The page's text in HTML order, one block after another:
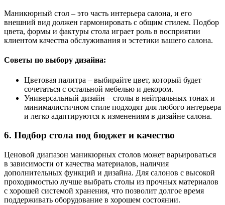
Маникюрный стол – это часть интерьера салона, и его
внешний вид должен гармонировать с общим стилем. Подбор
цвета, формы и фактуры стола играет роль в восприятии
клиентом качества обслуживания и эстетики вашего салона.
Советы по выбору дизайна:
Цветовая палитра – выбирайте цвет, который будет
сочетаться с остальной мебелью и декором.
Универсальный дизайн – столы в нейтральных тонах и
минималистичном стиле подходят для любого интерьера
и легко адаптируются к изменениям в дизайне салона.
6. Подбор стола под бюджет и качество
Ценовой диапазон маникюрных столов может варьироваться
в зависимости от качества материалов, наличия
дополнительных функций и дизайна. Для салонов с высокой
проходимостью лучше выбрать столы из прочных материалов
с хорошей системой хранения, что позволит долгое время
поддерживать оборудование в хорошем состоянии.